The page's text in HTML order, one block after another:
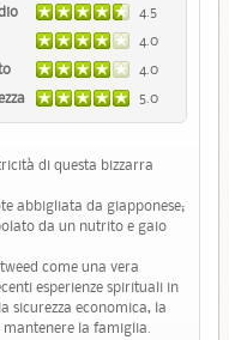
4.5
4.0
4.0
5.0
di questa bizzarra
abbigliata da giapponese;
da un nutrito e gaio
come una vera
esperienze spirituali in
sicurezza economica, la
la famiglia.